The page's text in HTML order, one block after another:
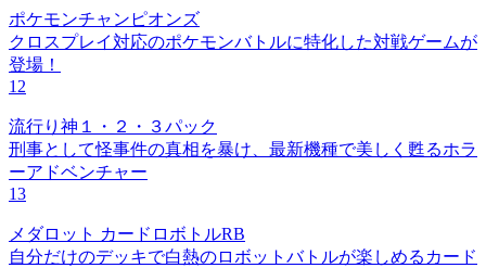
ポケモンチャンピオンズ
クロスプレイ対応のポケモンバトルに特化した対戦ゲームが
登場！
12
流行り神１・２・３パック
刑事として怪事件の真相を暴け、最新機種で美しく甦るホラ
ーアドベンチャー
13
メダロット カードロボトルRB
自分だけのデッキで白熱のロボットバトルが楽しめるカード